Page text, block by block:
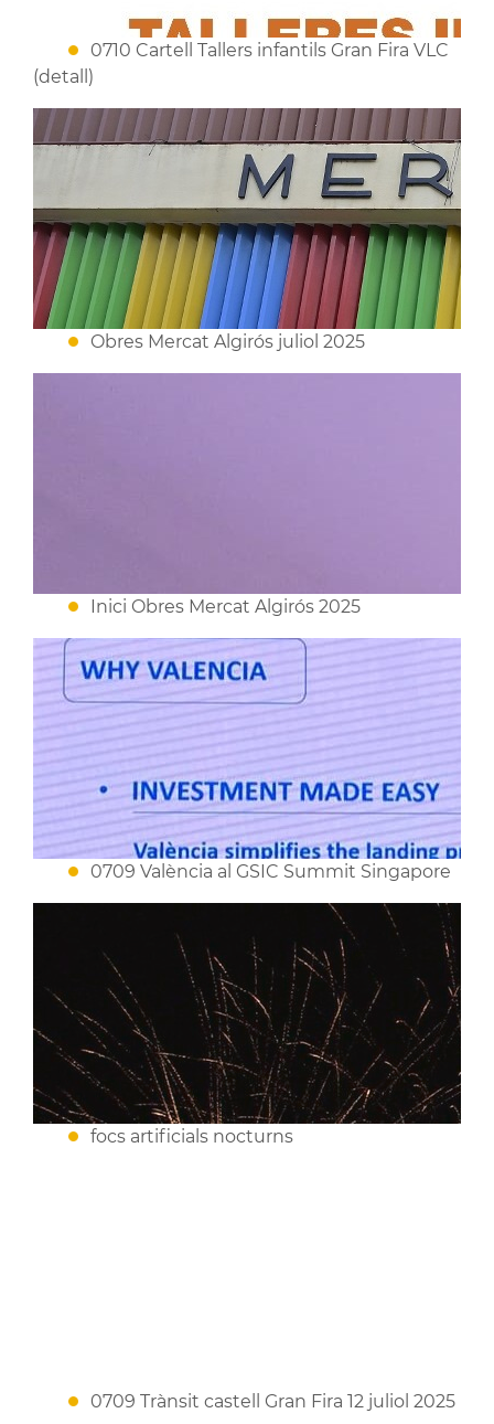
0710 Cartell Tallers infantils Gran Fira VLC
(detall)
Obres Mercat Algirós juliol 2025
Inici Obres Mercat Algirós 2025
0709 València al GSIC Summit Singapore
focs artificials nocturns
0709 Trànsit castell Gran Fira 12 juliol 2025